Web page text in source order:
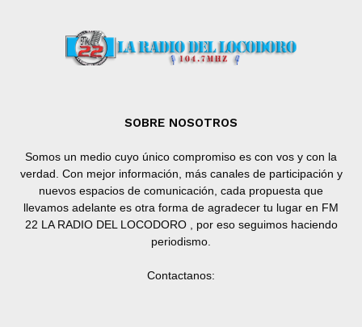
SOBRE NOSOTROS
Somos un medio cuyo único compromiso es con vos y con la
verdad. Con mejor información, más canales de participación y
nuevos espacios de comunicación, cada propuesta que
llevamos adelante es otra forma de agradecer tu lugar en FM
22 LA RADIO DEL LOCODORO , por eso seguimos haciendo
periodismo.
Contactanos: